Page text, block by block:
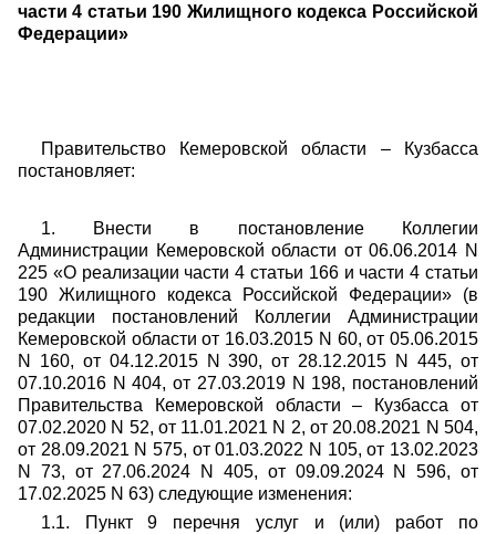
части 4 статьи 190 Жилищного кодекса Российской
Федерации»
Правительство Кемеровской области – Кузбасса
постановляет:
1. Внести в постановление Коллегии
Администрации Кемеровской области от 06.06.2014 N
225 «О реализации части 4 статьи 166 и части 4 статьи
190 Жилищного кодекса Российской Федерации» (в
редакции постановлений Коллегии Администрации
Кемеровской области от 16.03.2015 N 60, от 05.06.2015
N 160, от 04.12.2015 N 390, от 28.12.2015 N 445, от
07.10.2016 N 404, от 27.03.2019 N 198, постановлений
Правительства Кемеровской области – Кузбасса от
07.02.2020 N 52, от 11.01.2021 N 2, от 20.08.2021 N 504,
от 28.09.2021 N 575, от 01.03.2022 N 105, от 13.02.2023
N 73, от 27.06.2024 N 405, от 09.09.2024 N 596, от
17.02.2025 N 63) следующие изменения:
1.1. Пункт 9 перечня услуг и (или) работ по